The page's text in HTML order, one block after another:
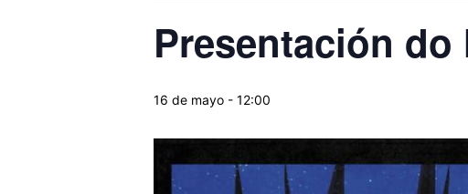
Presentación
16 de mayo - 12:00